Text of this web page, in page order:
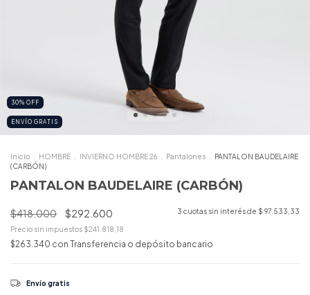
30% OFF
ENVÍO GRATIS
Inicio HOMBRE INVIERNO HOMBRE 26 Pantalones
PANTALON BAUDELAIRE
(CARBÓN)
PANTALON BAUDELAIRE (CARBÓN)
$418.000 $292.600 3 cuotas sin interés de $ 97.533,33
Precio sin impuestos $241.818,18
$263.340 con Transferencia o depósito bancario
Envío gratis